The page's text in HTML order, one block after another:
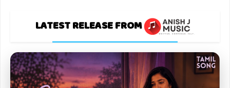
LATEST RELEASE FROM